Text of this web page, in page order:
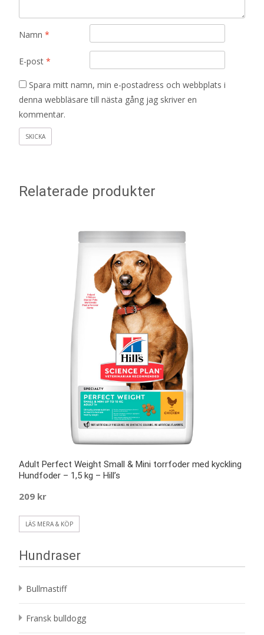
Namn *
E-post *
Spara mitt namn, min e-postadress och webbplats i
denna webbläsare till nästa gång jag skriver en
kommentar.
Relaterade produkter
Adult Perfect Weight Small & Mini torrfoder med kyckling
Hundfoder – 1,5 kg – Hill’s
209 kr
LÄS MERA & KÖP
Hundraser
Bullmastiff
Fransk bulldogg